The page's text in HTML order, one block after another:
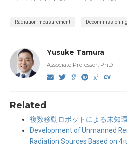
Radiation measurement Decommissioning
Yusuke Tamura
Associate Professor, PhD
Related
複数移動ロボットによる未知
Development of Unmanned
Radiation Sources Based on